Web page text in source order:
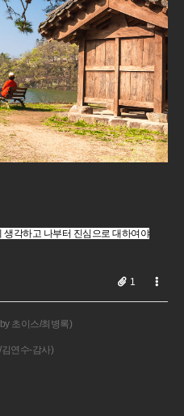
생각하고 나부터 진심으로 대하여야
1
초이스/최병록)
연수-감사)